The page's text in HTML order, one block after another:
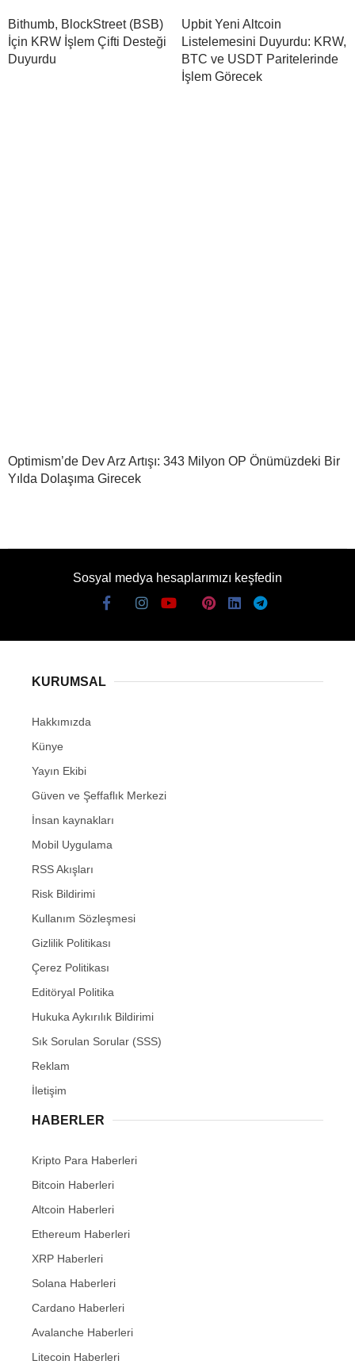
Bithumb, BlockStreet (BSB)
İçin KRW İşlem Çifti Desteği
Duyurdu
Upbit Yeni Altcoin
Listelemesini Duyurdu: KRW,
BTC ve USDT Paritelerinde
İşlem Görecek
Optimism’de Dev Arz Artışı: 343 Milyon OP Önümüzdeki Bir
Yılda Dolaşıma Girecek
Sosyal medya hesaplarımızı keşfedin
KURUMSAL
Hakkımızda
Künye
Yayın Ekibi
Güven ve Şeffaflık Merkezi
İnsan kaynakları
Mobil Uygulama
RSS Akışları
Risk Bildirimi
Kullanım Sözleşmesi
Gizlilik Politikası
Çerez Politikası
Editöryal Politika
Hukuka Aykırılık Bildirimi
Sık Sorulan Sorular (SSS)
Reklam
İletişim
HABERLER
Kripto Para Haberleri
Bitcoin Haberleri
Altcoin Haberleri
Ethereum Haberleri
XRP Haberleri
Solana Haberleri
Cardano Haberleri
Avalanche Haberleri
Litecoin Haberleri